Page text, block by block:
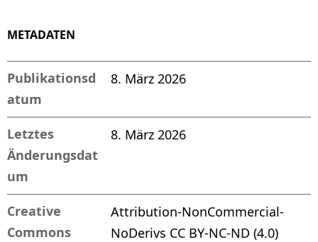
METADATEN
Publikationsd
atum
8. März 2026
Letztes
Änderungsdat
um
8. März 2026
Creative
Commons
Attribution-NonCommercial-
NoDerivs CC BY-NC-ND (4.0)